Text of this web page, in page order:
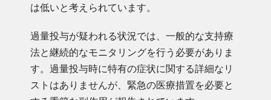
は低いと考えられています。
過量投与が疑われる状況では、一般的な支持療
法と継続的なモニタリングを行う必要がありま
す。過量投与時に特有の症状に関する詳細なリ
ストはありませんが、緊急の医療措置を必要と